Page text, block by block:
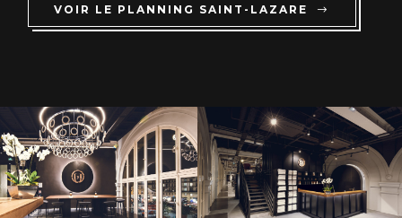
VOIR LE PLANNING SAINT-LAZARE